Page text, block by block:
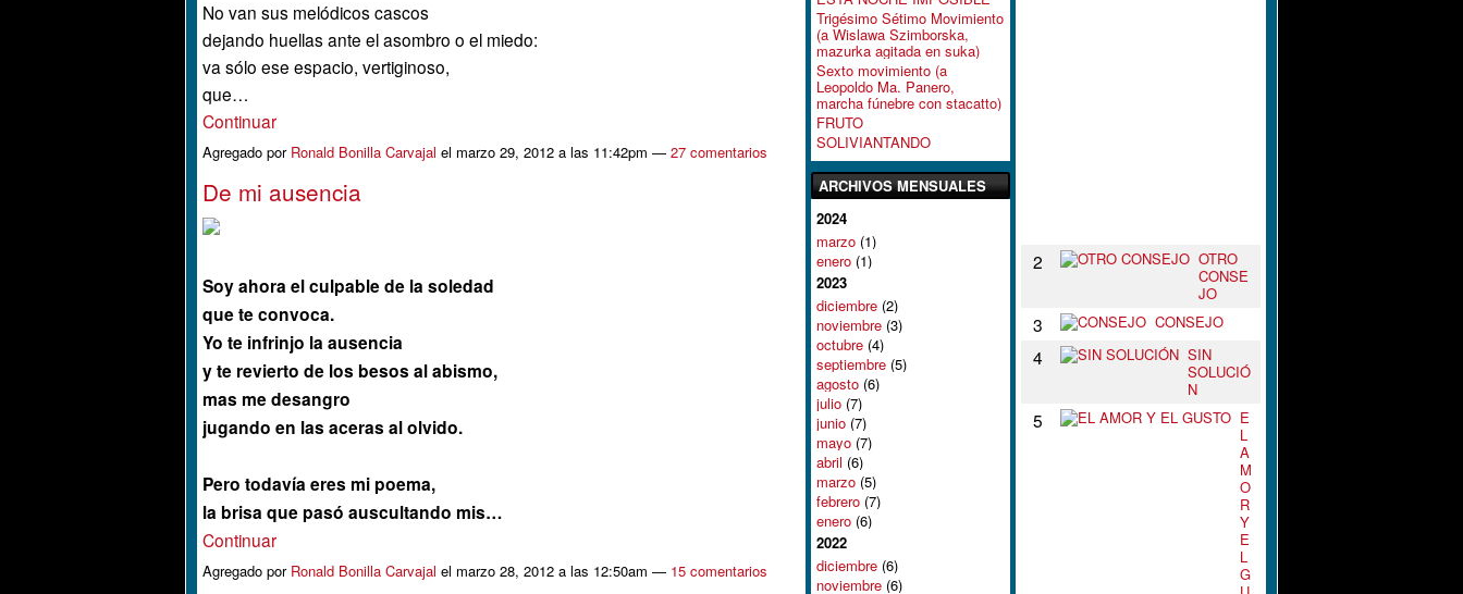
No van sus melódicos cascos
dejando huellas ante el asombro o el miedo:
va sólo ese espacio, vertiginoso,
que…
Continuar
Agregado por Ronald Bonilla Carvajal el marzo 29, 2012 a las 11:42pm — 27 comentarios
De mi ausencia
Soy ahora el culpable de la soledad
que te convoca.
Yo te infrinjo la ausencia
y te revierto de los besos al abismo,
mas me desangro
jugando en las aceras al olvido.
Pero todavía eres mi poema,
la brisa que pasó auscultando mis…
Continuar
Agregado por Ronald Bonilla Carvajal el marzo 28, 2012 a las 12:50am — 15 comentarios
Trigésimo Sétimo Movimiento
(a Wislawa Szimborska,
mazurka agitada en suka)
Sexto movimiento (a
Leopoldo Ma. Panero,
marcha fúnebre con stacatto)
FRUTO
SOLIVIANTANDO
ARCHIVOS MENSUALES
2024
marzo (1)
enero (1)
2023
diciembre (2)
noviembre (3)
octubre (4)
septiembre (5)
agosto (6)
julio (7)
junio (7)
mayo (7)
abril (6)
marzo (5)
febrero (7)
enero (6)
2022
diciembre (6)
noviembre (6)
2
OTRO
CONSE
JO
3 CONSEJO
4
SIN
SOLUCIÓ
N
5
E
L
A
M
O
R
Y
E
L
G